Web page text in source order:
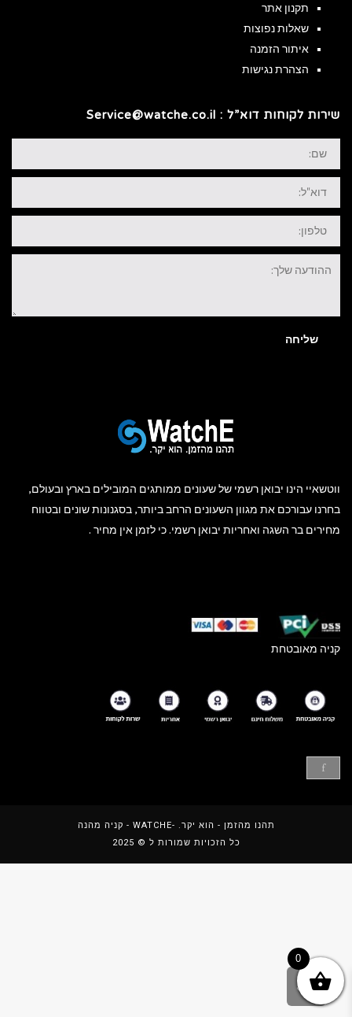
תקנון אתר
שאלות נפוצות
איתור הזמנה
הצהרת נגישות
שירות לקוחות דוא”ל : Service@watche.co.il
שלך:
שליחה
ווטשאיי הינו יבואן רשמי של שעונים ממותגים המובילים בארץ ובעולם,
בחרנו עבורכם את מגוון השעונים הרחב ביותר, בסגנונות שונים ובטווח
מחירים בר השגה ואחריות יבואן רשמי. כי לזמן אין מחיר .
קניה מאובטחת
תהנו מהזמן - הוא יקר.-WATCHE
- קניה מהנה
כל הזכויות שמורות ל © 2025
0
גלילה